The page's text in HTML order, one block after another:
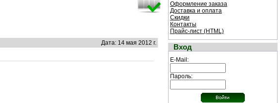
Дата: 14 мая 2012 г.
Оформление заказа
Доставка и оплата
Скидки
Контакты
Прайс-лист (HTML)
Вход
E-Mail:
Пароль: